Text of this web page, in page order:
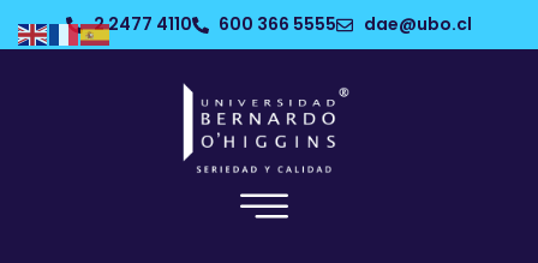
2 2477 4110 600 366 5555 dae@ubo.cl